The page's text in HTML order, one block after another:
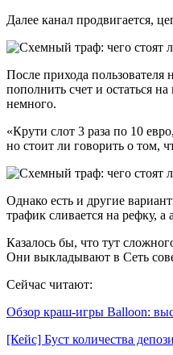
Далее канал продвигается,
После прихода пользователя
пополнить счет и остаться
немного.
«Крути слот 3 раза по 10
но стоит ли говорить о том,
Однако есть и другие
трафик сливается на рефку,
Казалось бы, что тут
Они выкладывают в Сеть
Сейчас читают:
Обзор краш-игры Balloon:
[Кейс] Буст количества